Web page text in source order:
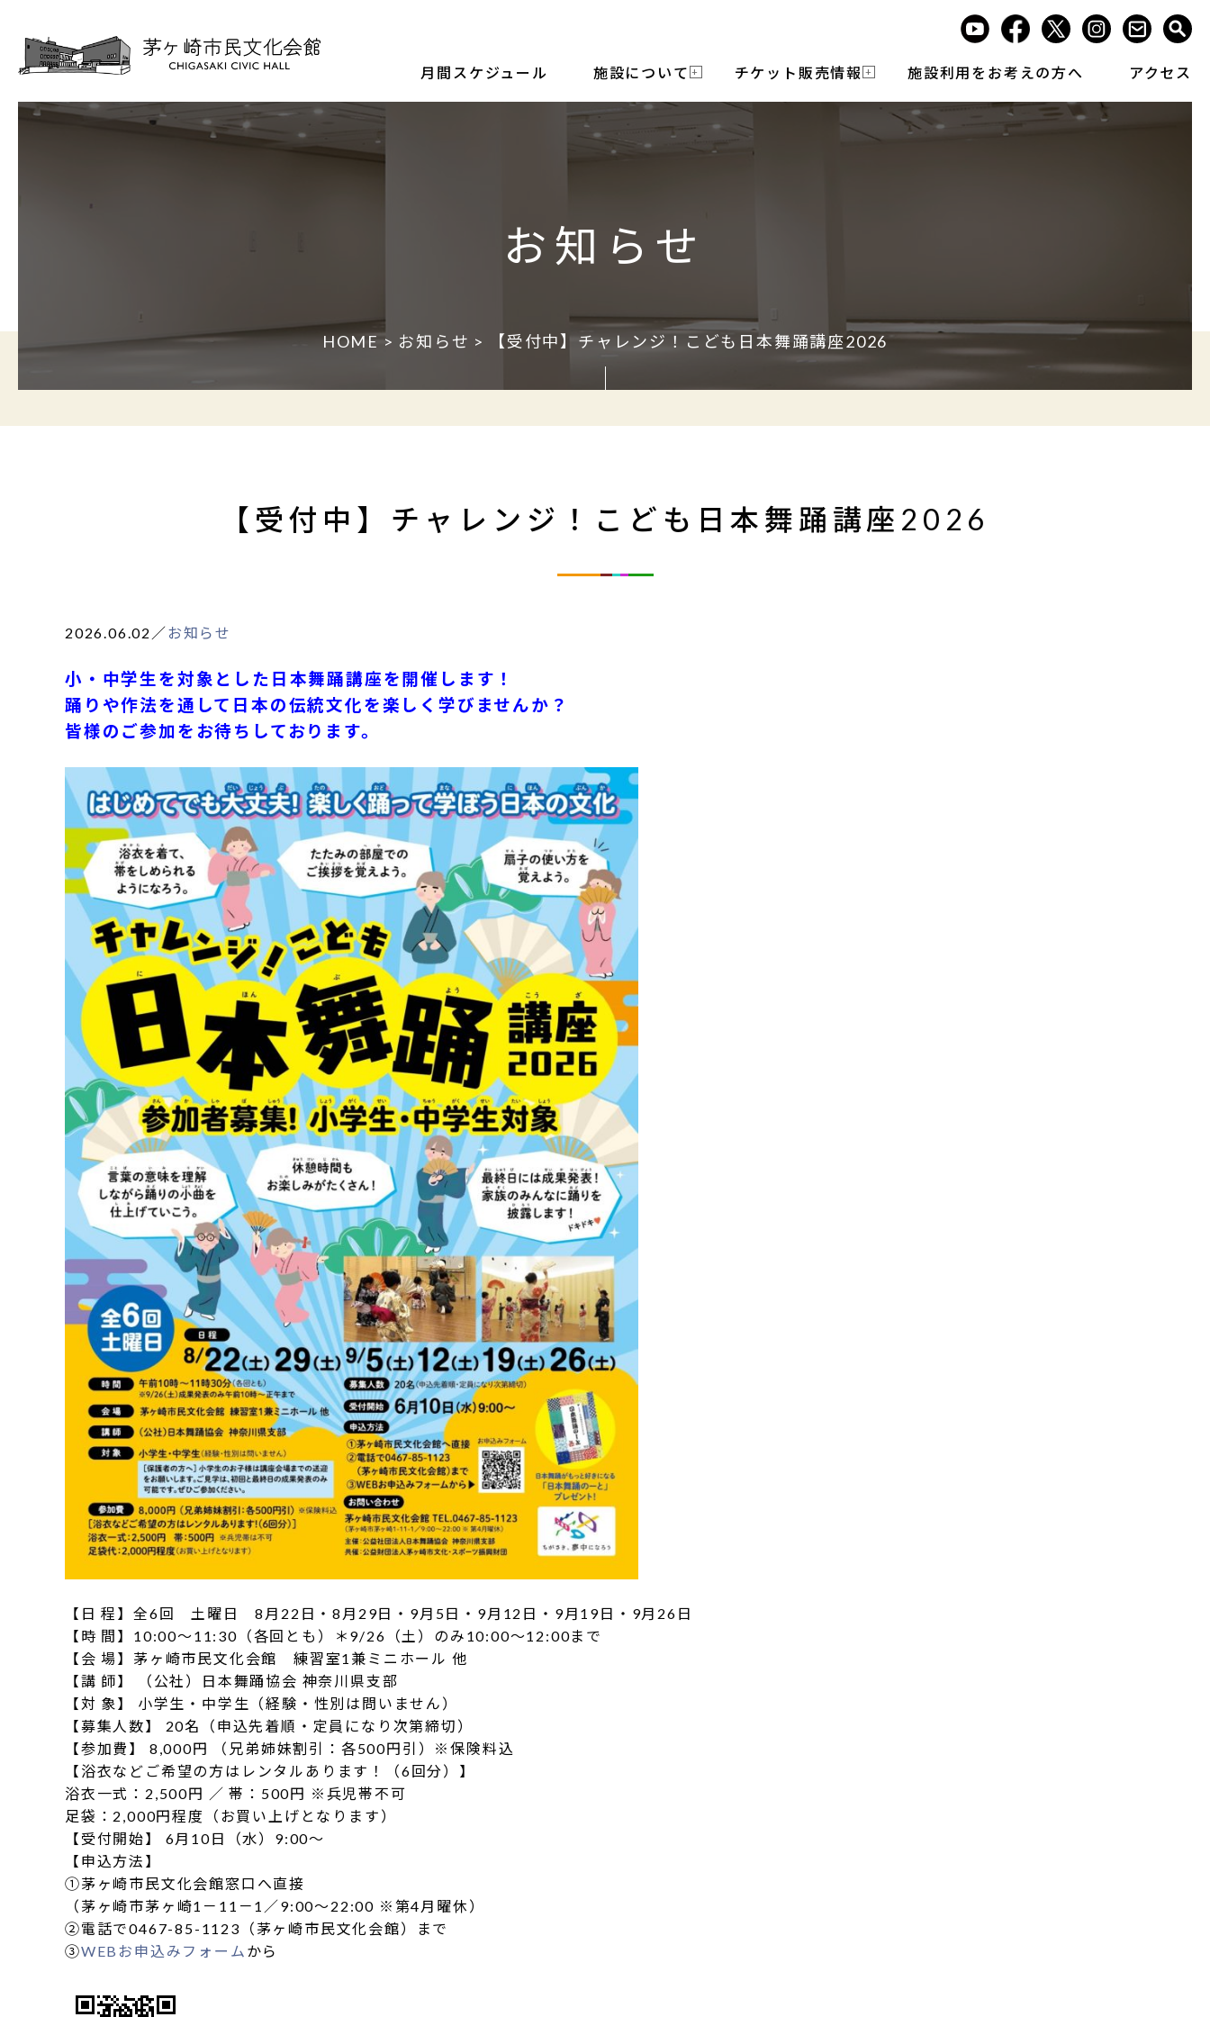
月間スケジュール 施設について チケット販売情報 施設利用をお考えの方へ アクセス
お知らせ
HOME> お知らせ > 【受付中】チャレンジ！こども日本舞踊講座2026
【受付中】チャレンジ！こども日本舞踊講座2026
2026.06.02 ／ お知らせ
小・中学生を対象とした日本舞踊講座を開催します！
踊りや作法を通して日本の伝統文化を楽しく学びませんか？
皆様のご参加をお待ちしております。
【日 程】全6回 土曜日 8月22日・8月29日・9月5日・9月12日・9月19日・9月26日
【時 間】10:00～11:30（各回とも）＊9/26（土）のみ10:00～12:00まで
【会 場】茅ヶ崎市民文化会館 練習室1兼ミニホール 他
【講 師】 （公社）日本舞踊協会 神奈川県支部
【対 象】 小学生・中学生（経験・性別は問いません）
【募集人数】 20名（申込先着順・定員になり次第締切）
【参加費】 8,000円 （兄弟姉妹割引：各500円引）※保険料込
【浴衣などご希望の方はレンタルあります！（6回分）】
浴衣一式：2,500円 ／ 帯：500円 ※兵児帯不可
足袋：2,000円程度（お買い上げとなります）
【受付開始】 6月10日（水）9:00～
【申込方法】
①茅ヶ崎市民文化会館窓口へ直接
（茅ヶ崎市茅ヶ崎1－11－1／9:00～22:00 ※第4月曜休）
②電話で0467-85-1123（茅ヶ崎市民文化会館）まで
③WEBお申込みフォーム から